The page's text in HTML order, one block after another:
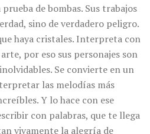
de bombas. Sus trabajos
sino de verdadero peligro.
haya cristales. Interpreta con
por eso sus personajes son
Se convierte en un
las melodías más
Y lo hace con ese
con palabras, que te llega
vivamente la alegría de